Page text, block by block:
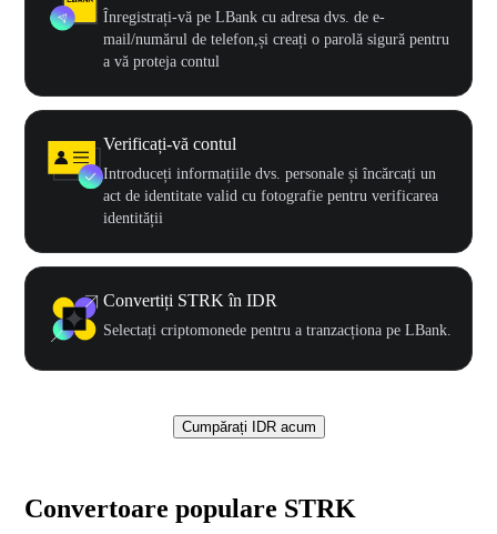
Înregistrați-vă pe LBank cu adresa dvs. de e-
mail/numărul de telefon,și creați o parolă sigură pentru
a vă proteja contul
Verificați-vă contul
Introduceți informațiile dvs. personale și încărcați un
act de identitate valid cu fotografie pentru verificarea
identității
Convertiți STRK în IDR
Selectați criptomonede pentru a tranzacționa pe LBank.
Cumpărați IDR acum
Convertoare populare STRK